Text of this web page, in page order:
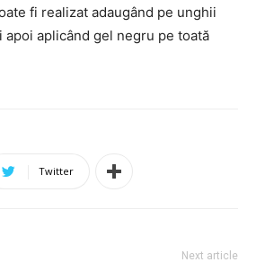
fi realizat adaugând pe unghii
apoi aplicând gel negru pe toată
Twitter
Next article